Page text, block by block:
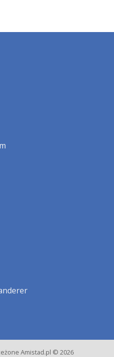
Amistad.pl © 2026